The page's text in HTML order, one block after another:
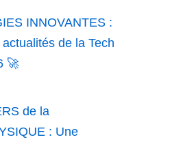
INNOVANTES :
de la Tech
🚀
de la
: Une